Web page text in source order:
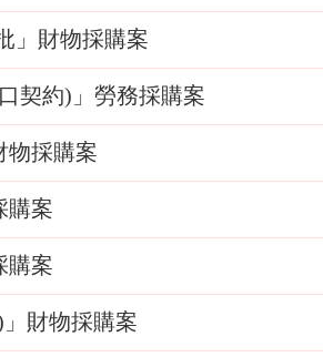
」財物採購案
契約)」勞務採購案
物採購案
購案
購案
」財物採購案